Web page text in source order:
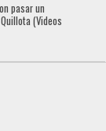
pasar un
(Videos